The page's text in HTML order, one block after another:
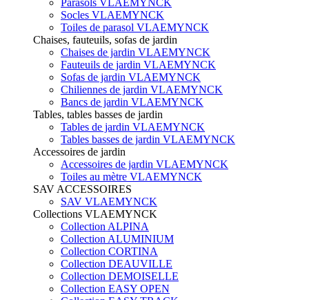
Parasols VLAEMYNCK
Socles VLAEMYNCK
Toiles de parasol VLAEMYNCK
Chaises, fauteuils, sofas de jardin
Chaises de jardin VLAEMYNCK
Fauteuils de jardin VLAEMYNCK
Sofas de jardin VLAEMYNCK
Chiliennes de jardin VLAEMYNCK
Bancs de jardin VLAEMYNCK
Tables, tables basses de jardin
Tables de jardin VLAEMYNCK
Tables basses de jardin VLAEMYNCK
Accessoires de jardin
Accessoires de jardin VLAEMYNCK
Toiles au mètre VLAEMYNCK
SAV ACCESSOIRES
SAV VLAEMYNCK
Collections VLAEMYNCK
Collection ALPINA
Collection ALUMINIUM
Collection CORTINA
Collection DEAUVILLE
Collection DEMOISELLE
Collection EASY OPEN